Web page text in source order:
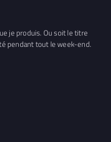
je produis. Ou soit le titre
pendant tout le week-end.